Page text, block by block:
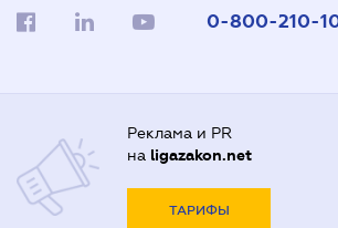
0-800-210-
Реклама и PR
на ligazakon.net
ТАРИФЫ